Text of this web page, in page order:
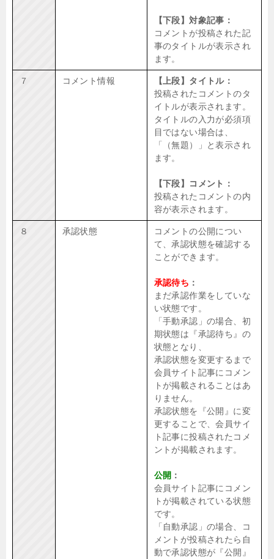
【下段】対象記事：
コメントが投稿された記
事のタイトルが表示され
ます。
７ コメント情報
【上段】タイトル：
投稿されたコメントのタ
イトルが表示されます。
タイトルの入力が必須項
目ではない場合は、
「（無題）」と表示され
ます。
【下段】コメント：
投稿されたコメントの内
容が表示されます。
８ 承認状態
コメントの公開につい
て、承認状態を確認する
ことができます。
承認待ち ：
まだ承認作業をしていな
い状態です。
「手動承認」の場合、初
期状態は『承認待ち』の
状態となり、
承認状態を変更するまで
会員サイト記事にコメン
トが掲載されることはあ
りません。
承認状態を『公開』に変
更することで、会員サイ
ト記事に投稿されたコメ
ントが掲載されます。
公開 ：
会員サイト記事にコメン
トが掲載されている状態
です。
「自動承認」の場合、コ
メントが投稿されたら自
動で承認状態が『公開』